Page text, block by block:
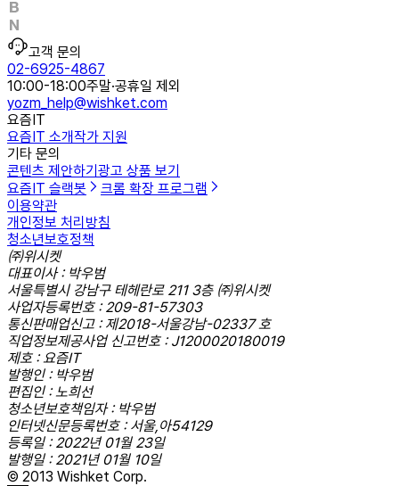
고객 문의
02-6925-4867
10:00-18:00주말·공휴일 제외
yozm_help@wishket.com
요즘IT
요즘IT 소개작가 지원
기타 문의
콘텐츠 제안하기광고 상품 보기
요즘IT 슬랙봇
크롬 확장 프로그램
이용약관
개인정보 처리방침
청소년보호정책
㈜위시켓
대표이사 : 박우범
서울특별시 강남구 테헤란로 211 3층 ㈜위시켓
사업자등록번호 : 209-81-57303
통신판매업신고 : 제2018-서울강남-02337 호
직업정보제공사업 신고번호 : J1200020180019
제호 : 요즘IT
발행인 : 박우범
편집인 : 노희선
청소년보호책임자 : 박우범
인터넷신문등록번호 : 서울,아54129
등록일 : 2022년 01월 23일
발행일 : 2021년 01월 10일
© 2013 Wishket Corp.